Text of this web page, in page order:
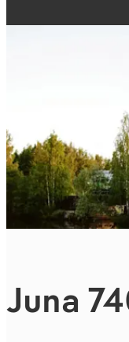
Juna